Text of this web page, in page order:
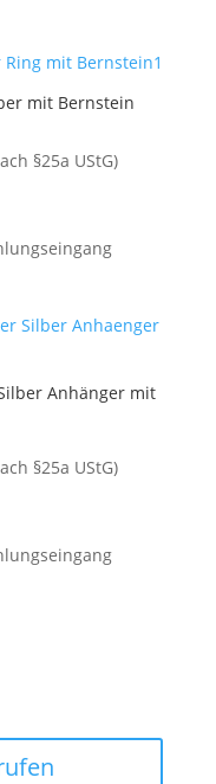
mit Bernstein
§25a UStG)
Anhänger mit
§25a UStG)